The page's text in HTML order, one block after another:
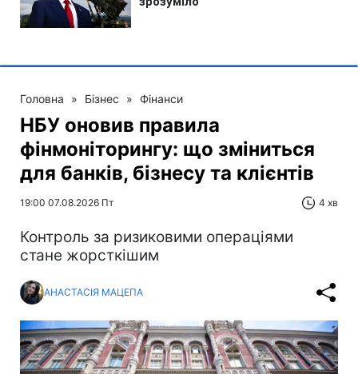
Головна » Бізнес » Фінанси
НБУ оновив правила
фінмоніторингу: що зміниться
для банків, бізнесу та клієнтів
19:00 07.08.2026 Пт 4 хв
Контроль за ризиковими операціями
стане жорсткішим
АНАСТАСІЯ МАЦЕПА